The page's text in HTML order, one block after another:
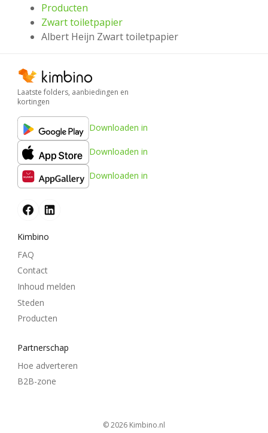
Producten
Zwart toiletpapier
Albert Heijn Zwart toiletpapier
Laatste folders, aanbiedingen en
kortingen
Downloaden in
Downloaden in
Downloaden in
Kimbino
FAQ
Contact
Inhoud melden
Steden
Producten
Partnerschap
Hoe adverteren
B2B-zone
© 2026 kimbino.nl